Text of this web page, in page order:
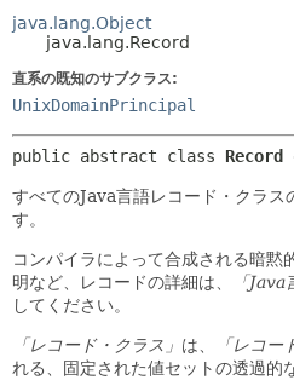
java.lang.Object
java.lang.Record
直系の既知のサブクラス:
UnixDomainPrincipal
public abstract class Record
すべてのJava言語レコード・クラス
す。
コンパイラによって合成される暗黙
明など、レコードの詳細は、
「Java
してください。
「レコード・クラス」 は、 「レコー
れる、固定された値セットの透過的